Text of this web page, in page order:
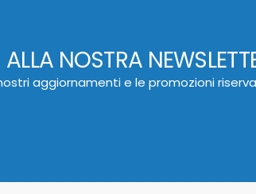
NOSTRA
aggiornamenti e le promozioni